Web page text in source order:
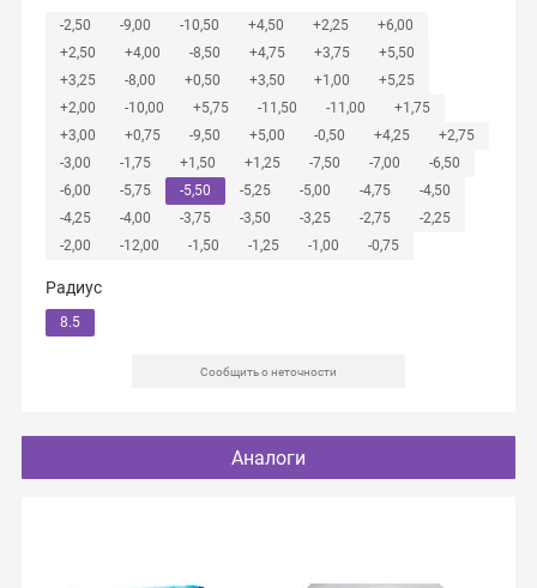
-2,50 -9,00 -10,50 +4,50 +2,25
+6,00
+2,50
+4,00 -8,50 +4,75 +3,75
+5,50
+3,25
-8,00 +0,50 +3,50 +1,00
+5,25
+2,00
-10,00 +5,75 -11,50 -11,00
+1,75
+3,00
+0,75 -9,50 +5,00 -0,50 +4,25
+2,75
-3,00
-1,75 +1,50 +1,25 -7,50 -7,00
-6,50
-6,00
-5,75 -5,50 -5,25 -5,00 -4,75
-4,50
-4,25
-4,00 -3,75 -3,50 -3,25 -2,75
-2,25
-2,00
-12,00 -1,50 -1,25 -1,00 -0,75
Радиус
8.5
Сообщить о неточности
Аналоги